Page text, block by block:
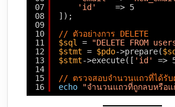
07
08
09
10
11
12
13
14
15
16
'id'
=> 5
]);
// ตัวอย่างการ DELETE
$sql = "DELETE FROM
$stmt = $pdo->prepare(
$stmt->execute([ 'id'
=>
// ตรวจสอบจำนวนแถวที่ได้รับ
echo
"จำนวนแถวที่ถูกลบหรือ